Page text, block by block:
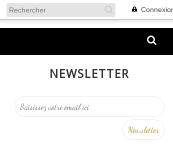
NEWSLETTER